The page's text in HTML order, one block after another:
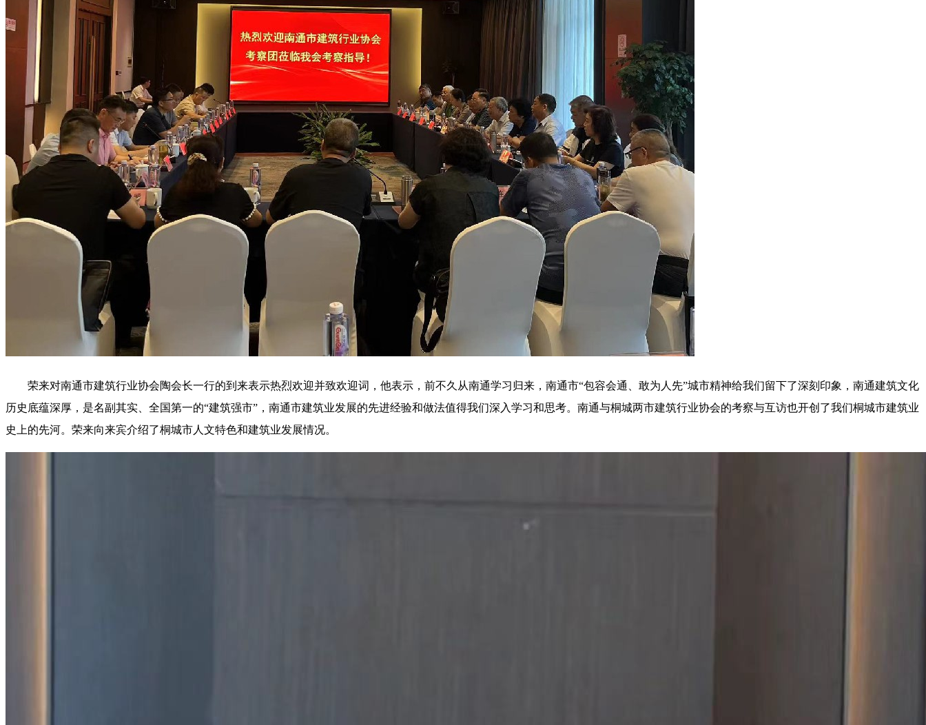
荣来对南通市建筑行业协会陶会长一行的到来表示热烈欢迎并致欢迎词，他表示，前不久从南通学习归来，南通市“包容会通、敢为人先”城市精神给我们留下了深刻印象，南通建筑文化
历史底蕴深厚，是名副其实、全国第一的“建筑强市”，南通市建筑业发展的先进经验和做法值得我们深入学习和思考。南通与桐城两市建筑行业协会的考察与互访也开创了我们桐城市建筑业
史上的先河。荣来向来宾介绍了桐城市人文特色和建筑业发展情况。